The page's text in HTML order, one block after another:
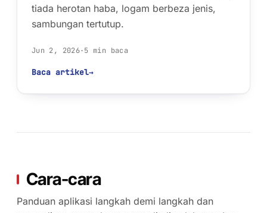
tiada herotan haba, logam berbeza jenis,
sambungan tertutup.
Jun 2, 2026·5 min baca
Baca artikel→
Cara-cara
Panduan aplikasi langkah demi langkah dan